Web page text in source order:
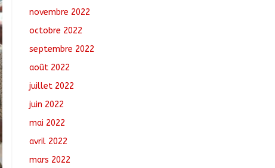
novembre 2022
octobre 2022
septembre 2022
août 2022
juillet 2022
juin 2022
mai 2022
avril 2022
mars 2022